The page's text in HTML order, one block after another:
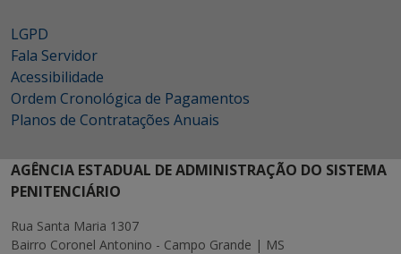
LGPD
Fala Servidor
Acessibilidade
Ordem Cronológica de Pagamentos
Planos de Contratações Anuais
AGÊNCIA ESTADUAL DE ADMINISTRAÇÃO DO SISTEMA
PENITENCIÁRIO
Rua Santa Maria 1307
Bairro Coronel Antonino - Campo Grande | MS